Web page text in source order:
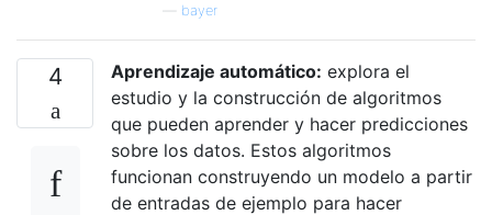
bayer
4 Aprendizaje automático: explora el
estudio y la construcción de algoritmos
que pueden aprender y hacer predicciones
sobre los datos. Estos algoritmos
funcionan construyendo un modelo a partir
de entradas de ejemplo para hacer